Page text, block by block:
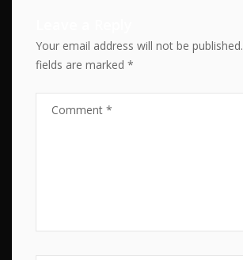
Your email address will not be published.
fields are marked *